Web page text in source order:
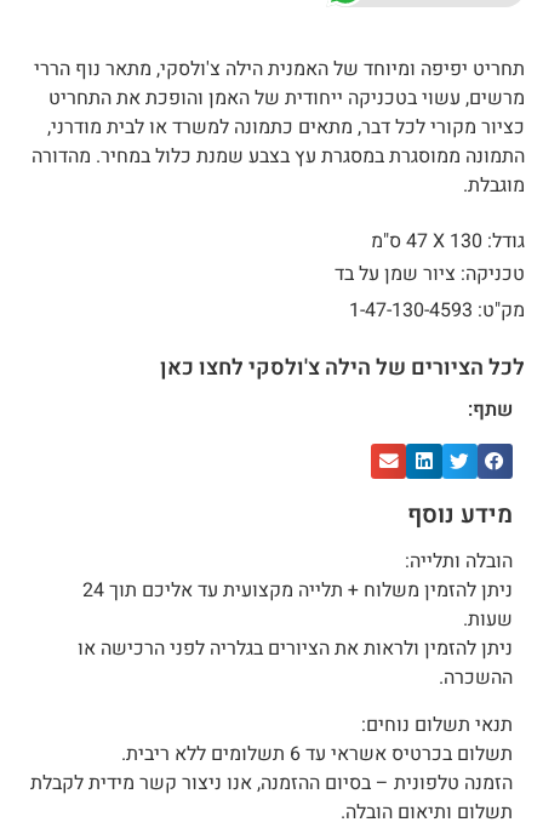
תחריט יפיפה ומיוחד של האמנית הילה צ'ולסקי, מתאר נוף הררי
מרשים, עשוי בטכניקה ייחודית של האמן והופכת את התחריט
כציור מקורי לכל דבר, מתאים כתמונה למשרד או לבית מודרני,
התמונה ממוסגרת במסגרת עץ בצבע שמנת כלול במחיר. מהדורה
מוגבלת.
גודל: 130 X
47 ס"מ
טכניקה: ציור שמן על בד
מק"ט: 1-47-130-4593
לכל הציורים של הילה צ'ולסקי לחצו כאן
שתף:
מידע נוסף
הובלה ותלייה:
ניתן להזמין משלוח + תלייה מקצועית עד אליכם תוך 24
שעות.
ניתן להזמין ולראות את הציורים בגלריה לפני הרכישה או
ההשכרה.
תנאי תשלום נוחים:
תשלום בכרטיס אשראי עד 6 תשלומים ללא ריבית.
הזמנה טלפונית – בסיום ההזמנה, אנו ניצור קשר מידית לקבלת
תשלום ותיאום הובלה.